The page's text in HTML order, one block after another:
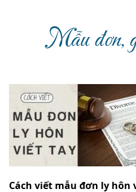
Mẫu đơn,
Cách viết mẫu đơn ly